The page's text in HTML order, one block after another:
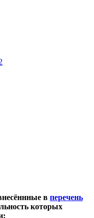
в перечень
которых